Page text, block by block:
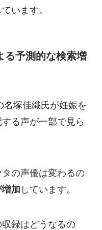
います。
る予測的な検索増
名塚佳織氏が妊娠を
る声が一部で見ら
の声優は変わるの
加 しています。
録はどうなるの